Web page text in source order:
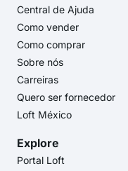
Central de Ajuda
Como vender
Como comprar
Sobre nós
Carreiras
Quero ser fornecedor
Loft México
Explore
Portal Loft